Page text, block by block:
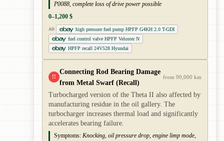
P0088, complete loss of drive power possible
0–1,200 $
AD
high pressure fuel pump HPFP G4KH 2.0 T-GDI
fuel control valve HPFP Veloster N
HPFP recall 24V528 Hyundai
!!
Connecting Rod Bearing Damage
from Metal Swarf (Recall)
from 90,000 km
Turbocharged version of the Theta II also affected by
manufacturing residue in the oil gallery. The
turbocharger increases thermal load and significantly
accelerates bearing failure.
Symptoms: Knocking, oil pressure drop, engine limp mode,